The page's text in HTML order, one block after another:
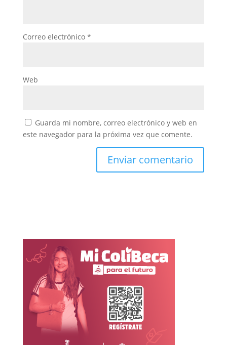
Correo electrónico *
Web
Guarda mi nombre, correo electrónico y web en
este navegador para la próxima vez que comente.